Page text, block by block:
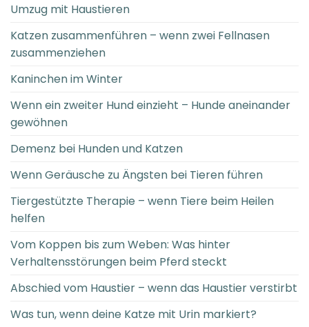
Umzug mit Haustieren
Katzen zusammenführen – wenn zwei Fellnasen
zusammenziehen
Kaninchen im Winter
Wenn ein zweiter Hund einzieht – Hunde aneinander
gewöhnen
Demenz bei Hunden und Katzen
Wenn Geräusche zu Ängsten bei Tieren führen
Tiergestützte Therapie – wenn Tiere beim Heilen
helfen
Vom Koppen bis zum Weben: Was hinter
Verhaltensstörungen beim Pferd steckt
Abschied vom Haustier – wenn das Haustier verstirbt
Was tun, wenn deine Katze mit Urin markiert?